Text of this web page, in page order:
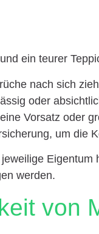
ein teurer
nach sich
oder
Vorsatz oder
um die
werden.
von